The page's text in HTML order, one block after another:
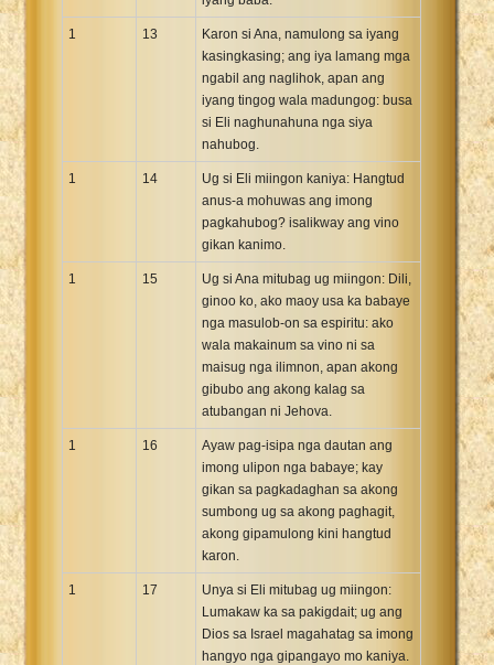
1 13
Karon si Ana, namulong sa iyang
kasingkasing; ang iya lamang mga
ngabil ang naglihok, apan ang
iyang tingog wala madungog: busa
si Eli naghunahuna nga siya
nahubog.
1 14
Ug si Eli miingon kaniya: Hangtud
anus-a mohuwas ang imong
pagkahubog? isalikway ang vino
gikan kanimo.
1 15
Ug si Ana mitubag ug miingon: Dili,
ginoo ko, ako maoy usa ka babaye
nga masulob-on sa espiritu: ako
wala makainum sa vino ni sa
maisug nga ilimnon, apan akong
gibubo ang akong kalag sa
atubangan ni Jehova.
1 16
Ayaw pag-isipa nga dautan ang
imong ulipon nga babaye; kay
gikan sa pagkadaghan sa akong
sumbong ug sa akong paghagit,
akong gipamulong kini hangtud
karon.
1 17
Unya si Eli mitubag ug miingon:
Lumakaw ka sa pakigdait; ug ang
Dios sa Israel magahatag sa imong
hangyo nga gipangayo mo kaniya.